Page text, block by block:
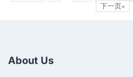
下一页»
About Us